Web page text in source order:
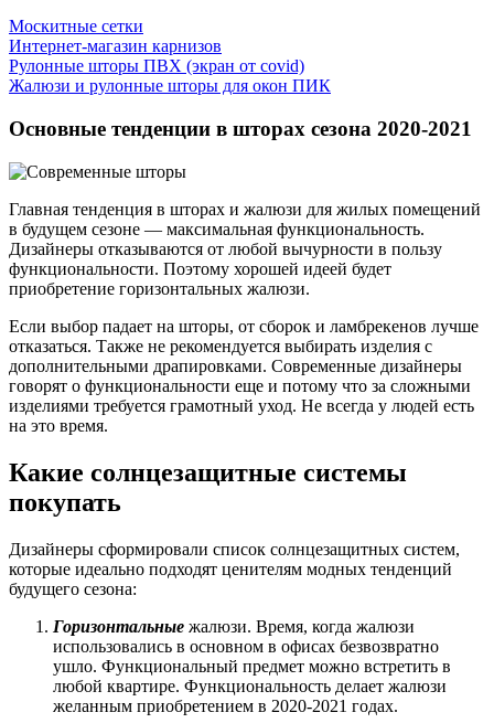
Москитные сетки
Интернет-магазин карнизов
Рулонные шторы ПВХ (экран от covid)
Жалюзи и рулонные шторы для окон ПИК
Основные тенденции в шторах сезона 2020-2021
Главная тенденция в шторах и жалюзи для жилых помещений
в будущем сезоне — максимальная функциональность.
Дизайнеры отказываются от любой вычурности в пользу
функциональности. Поэтому хорошей идеей будет
приобретение горизонтальных жалюзи.
Если выбор падает на шторы, от сборок и ламбрекенов лучше
отказаться. Также не рекомендуется выбирать изделия с
дополнительными драпировками. Современные дизайнеры
говорят о функциональности еще и потому что за сложными
изделиями требуется грамотный уход. Не всегда у людей есть
на это время.
Какие солнцезащитные системы
покупать
Дизайнеры сформировали список солнцезащитных систем,
которые идеально подходят ценителям модных тенденций
будущего сезона:
Горизонтальные жалюзи. Время, когда жалюзи
использовались в основном в офисах безвозвратно
ушло. Функциональный предмет можно встретить в
любой квартире. Функциональность делает жалюзи
желанным приобретением в 2020-2021 годах.